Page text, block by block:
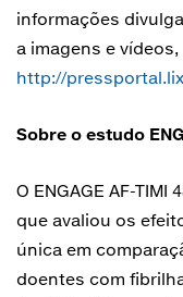
informações
a imagens e
http://
Sobre o estudo
O ENGAGE AF-
que avaliou os
única em
doentes com